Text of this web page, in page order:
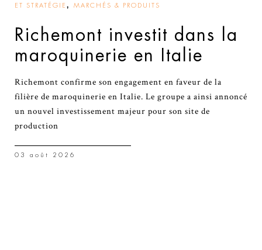
ET STRATÉGIE , MARCHÉS & PRODUITS
Richemont investit dans la
maroquinerie en Italie
Richemont confirme son engagement en faveur de la
filière de maroquinerie en Italie. Le groupe a ainsi annoncé
un nouvel investissement majeur pour son site de
production
03 août 2026